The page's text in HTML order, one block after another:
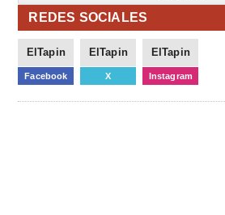
REDES SOCIALES
ElTapin
Facebook
ElTapin
X
ElTapin
Instagram